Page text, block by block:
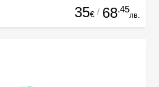
35€ / 68.45
лв.